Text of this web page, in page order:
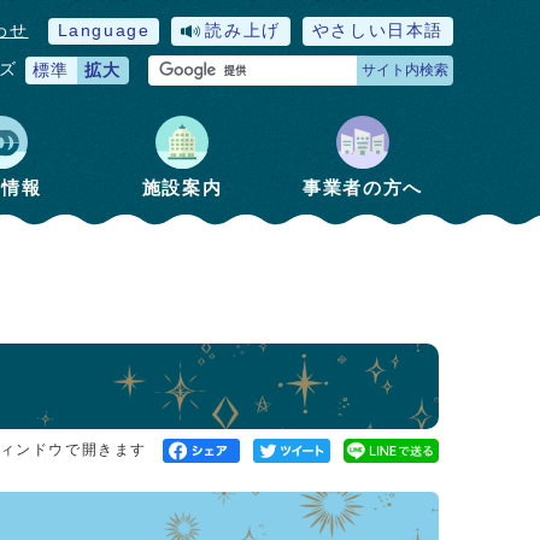
せ Language 読み上げ やさしい日本語
標準 拡大 サイト内検索
報 施設案内 事業者の方へ
ンドウで開きます